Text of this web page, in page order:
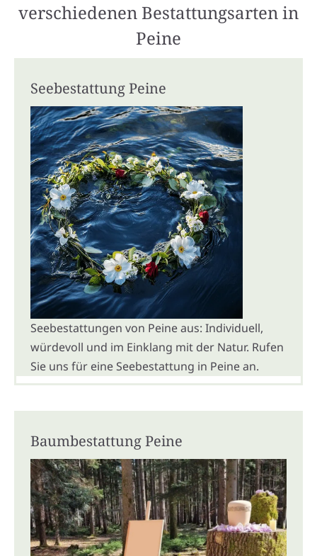
verschiedenen Bestattungsarten in
Peine
Seebestattung Peine
Seebestattungen von Peine aus: Individuell,
würdevoll und im Einklang mit der Natur. Rufen
Sie uns für eine Seebestattung in Peine an.
Baumbestattung Peine